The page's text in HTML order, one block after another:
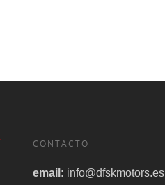
CONTACTO
email: info@dfskmotors.es